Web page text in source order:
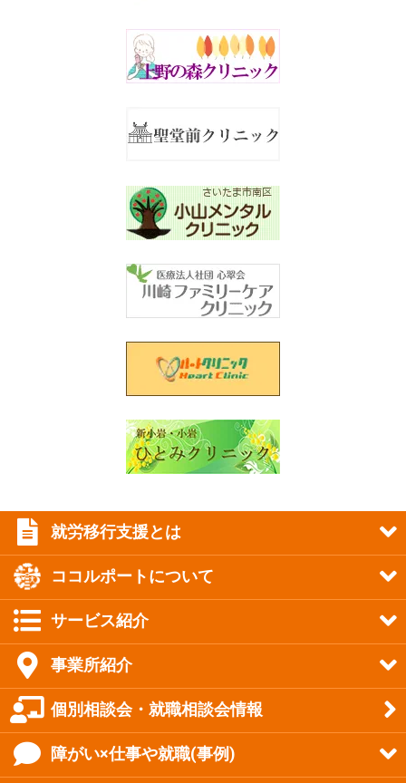
就労移行支援とは
ココルポートについて
サービス紹介
事業所紹介
個別相談会・就職相談会情報
障がい×仕事や就職(事例)